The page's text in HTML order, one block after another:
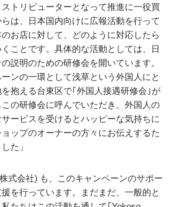
トリビューターとなって推進に一役買
は、日本国内向けに広報活動を行って
お店に対して、どのように対応したら
ことです。具体的な活動としては、日
説明のための研修会を開いています。
ンの一環として浅草という外国人にと
抱える台東区で｢外国人接遇研修会｣が
の研修会に呼んでいただき、外国人の
ービスを受けるとハッピーな気持ちに
ップのオーナーの方々にお伝えするた
た」
式会社) も、このキャンペーンのサポー
を行っています。まだまだ、一般的と